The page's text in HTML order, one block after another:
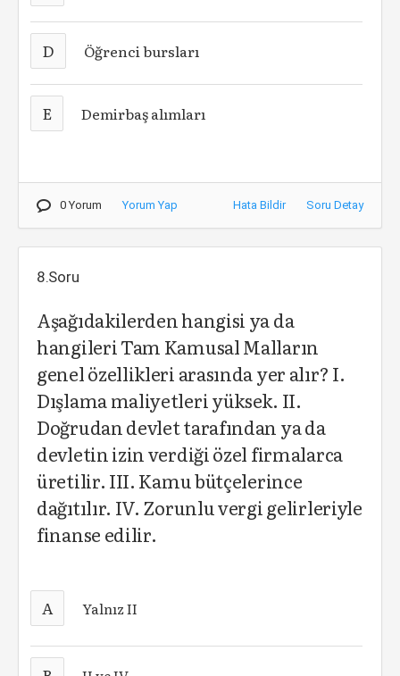
D Öğrenci bursları
E Demirbaş alımları
0 Yorum Yorum Yap Hata Bildir Soru Detay
8.Soru
Aşağıdakilerden hangisi ya da
hangileri Tam Kamusal Malların
genel özellikleri arasında yer alır? I.
Dışlama maliyetleri yüksek. II.
Doğrudan devlet tarafından ya da
devletin izin verdiği özel firmalarca
üretilir. III. Kamu bütçelerince
dağıtılır. IV. Zorunlu vergi gelirleriyle
finanse edilir.
A Yalnız II